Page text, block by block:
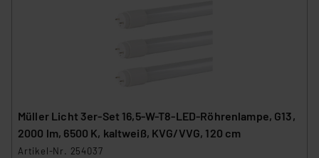
Müller Licht 3er-Set 16,5-W-T8-LED-Röhrenlampe, G13,
2000 lm, 6500 K, kaltweiß, KVG/VVG, 120 cm
Artikel-Nr. 254037